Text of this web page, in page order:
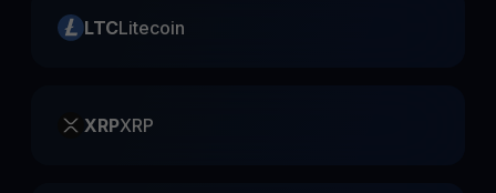
LTCLitecoin
XRPXRP